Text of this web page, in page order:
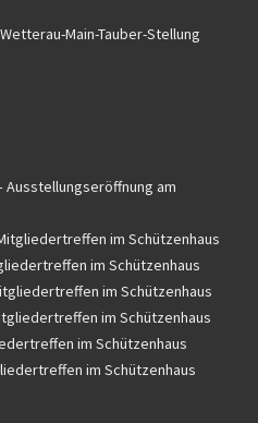
Main-Tauber-Stellung
Ausstellungseröffnung am
im Schützenhaus
im Schützenhaus
im Schützenhaus
im Schützenhaus
im Schützenhaus
im Schützenhaus